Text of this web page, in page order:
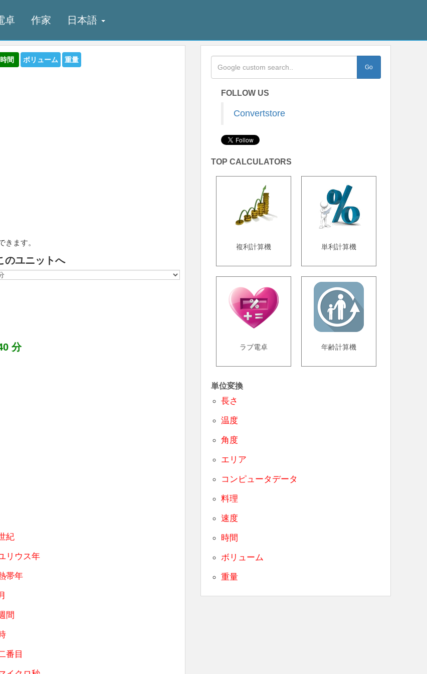
卓 作家 日本語
時間 ボリューム 重量
きます。
のユニットへ
分
紀
リウス年
帯年
間
番目
FOLLOW US
Convertstore
TOP CALCULATORS
複利計算機 単利計算機
ラブ電卓 年齢計算機
単位変換
長さ
温度
角度
エリア
コンピュータデータ
料理
速度
時間
ボリューム
重量